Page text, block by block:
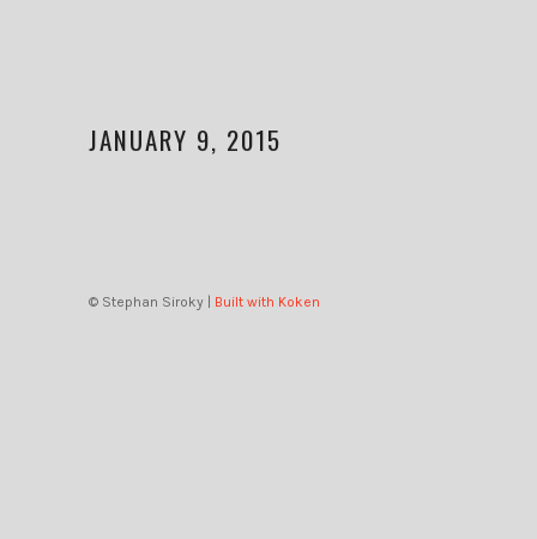
JANUARY 9, 2015
© Stephan Siroky | Built with Koken